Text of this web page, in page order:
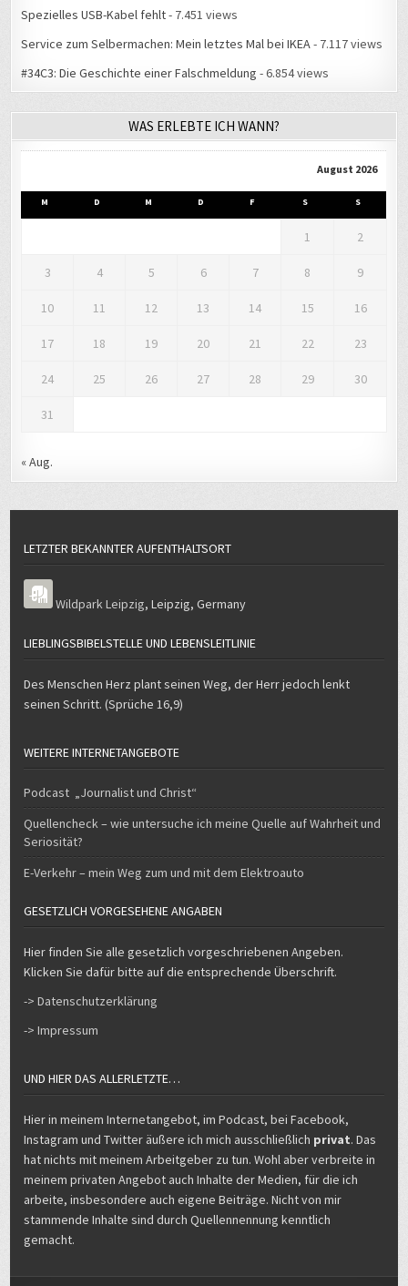
Spezielles USB-Kabel fehlt- 7.451 views
Service zum Selbermachen: Mein letztes Mal bei IKEA- 7.117 views
#34C3: Die Geschichte einer Falschmeldung - 6.854 views
WAS ERLEBTE ICH WANN?
August 2026
M D M D F S S
1 2
3 4 5 6 7 8 9
10 11 12 13 14 15 16
17 18 19 20 21 22 23
24 25 26 27 28 29 30
31
« Aug.
LETZTER BEKANNTER AUFENTHALTSORT
Wildpark Leipzig,Leipzig,Germany
LIEBLINGSBIBELSTELLE UND LEBENSLEITLINIE
Des Menschen Herz plant seinen Weg, der Herr jedoch lenkt
seinen Schritt. (Sprüche 16,9)
WEITERE INTERNETANGEBOTE
Podcast „Journalist und Christ“
Quellencheck – wie untersuche ich meine Quelle auf Wahrheit und
Seriosität?
E-Verkehr – mein Weg zum und mit dem Elektroauto
GESETZLICH VORGESEHENE ANGABEN
Hier finden Sie alle gesetzlich vorgeschriebenen Angeben.
Klicken Sie dafür bitte auf die entsprechende Überschrift.
-> Datenschutzerklärung
-> Impressum
UND HIER DAS ALLERLETZTE…
Hier in meinem Internetangebot, im Podcast, bei Facebook,
Instagram und Twitter äußere ich mich ausschließlich privat. Das
hat nichts mit meinem Arbeitgeber zu tun. Wohl aber verbreite in
meinem privaten Angebot auch Inhalte der Medien, für die ich
arbeite, insbesondere auch eigene Beiträge. Nicht von mir
stammende Inhalte sind durch Quellennennung kenntlich
gemacht.